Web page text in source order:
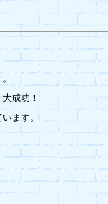
大成功！
います。